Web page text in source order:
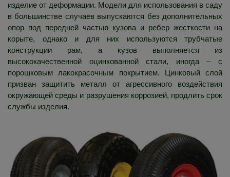
изделие от деформации. Модели для использования в саду
в большинстве случаев выпускаются без дополнительных
опор под передней частью кузова и ребер жесткости на
корыте, однако и для них используются трубчатые
конструкции рам, а кузов выполняется из
высококачественной оцинкованной стали, иногда – с
порошковым лакокрасочным покрытием. Цинковый слой
призван защитить металл от агрессивного воздействия
окружающей среды и разрушения коррозией, продлить срок
службы изделия.